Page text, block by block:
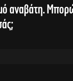
αναβάτη.